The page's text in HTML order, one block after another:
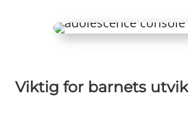
Viktig for barnets